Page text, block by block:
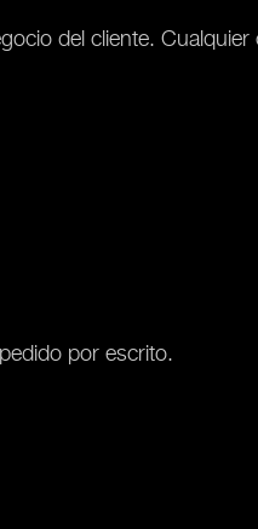
del cliente.
por escrito.